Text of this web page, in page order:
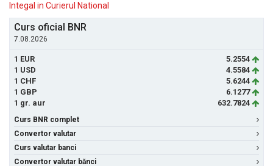
Integal in Curierul National
Curs oficial BNR
7.08.2026
1 EUR
5.2554
1 USD
4.5584
1 CHF
5.6244
1 GBP
6.1277
1 gr. aur
632.7824
Curs BNR complet
Convertor valutar
Curs valutar banci
Convertor valutar bănci